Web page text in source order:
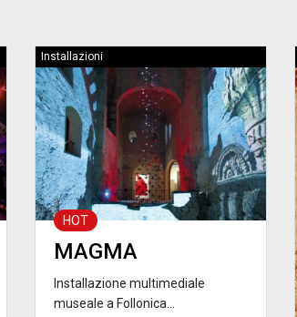
Installazioni
HOT
MAGMA
Installazione multimediale
museale a Follonica...